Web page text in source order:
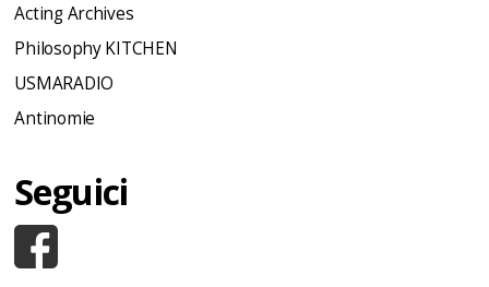
Acting Archives
Philosophy KITCHEN
USMARADIO
Antinomie
Seguici